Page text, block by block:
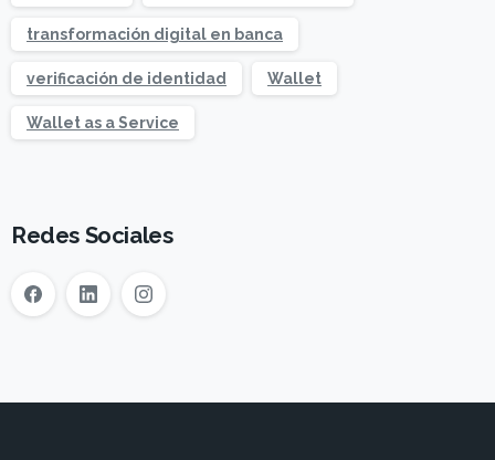
transformación digital en banca
verificación de identidad Wallet
Wallet as a Service
Redes Sociales